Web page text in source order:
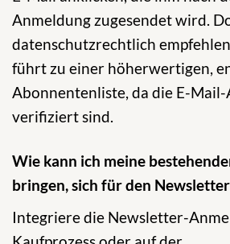
Anmeldung zugesendet wird.
datenschutzrechtlich
führt zu einer höherwertigen,
Abonnentenliste, da die E-Mail-
verifiziert sind.
Wie kann ich meine
bringen, sich für den
Integriere die Newsletter-